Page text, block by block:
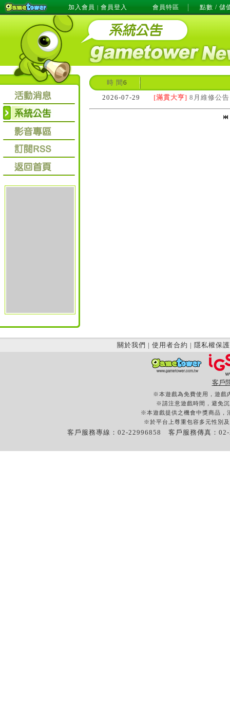
加入會員 | 會員登入 會員特區 點數 / 儲
時 間 6
2026-07-29
[滿貫大亨] 8月維修公告
關於我們 | 使用者合約 | 隱私權保護
客戶
※本遊戲為免費使用，遊戲
※請注意遊戲時間，避免
※本遊戲提供之機會中獎商品，
※於平台上尊重包容多元性別
客戶服務專線：02-22996858 客戶服務傳真：